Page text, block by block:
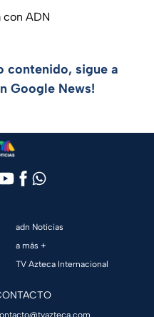
ADN
contenido, sigue a
Google News!
adn Noticias
a más +
TV Azteca Internacional